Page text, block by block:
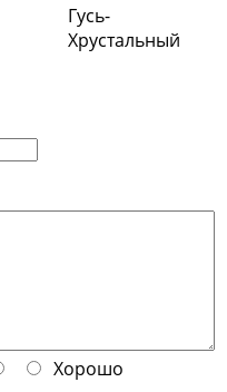
Гусь-
Хрустальный
Хорошо